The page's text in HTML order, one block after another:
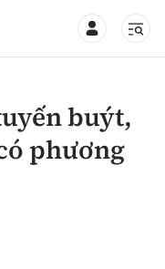
buýt,
phương